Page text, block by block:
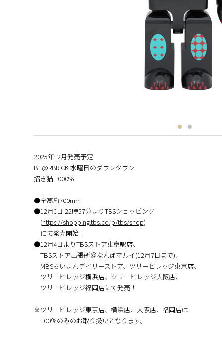
2025年12月発売予定
BE@RBRICK 水曜日のダウンタウン
招き猫 1000%
●全高約700mm
●12月3日 22時57分よりTBSショッピング
(https://shopping.tbs.co.jp/tbs/shop)
にて発売開始！
●12月4日よりTBSストア東京駅店、
TBSストア出張所＠なんばマルイ(12月7日まで)、
MBSらいよんデイリーストア、ツリービレッジ東京店、
ツリービレッジ横浜店、ツリービレッジ大阪店、
ツリービレッジ福岡店にて発売！
※ツリービレッジ東京店、横浜店、大阪店、福岡店は
100％のみのお取り扱いとなります。